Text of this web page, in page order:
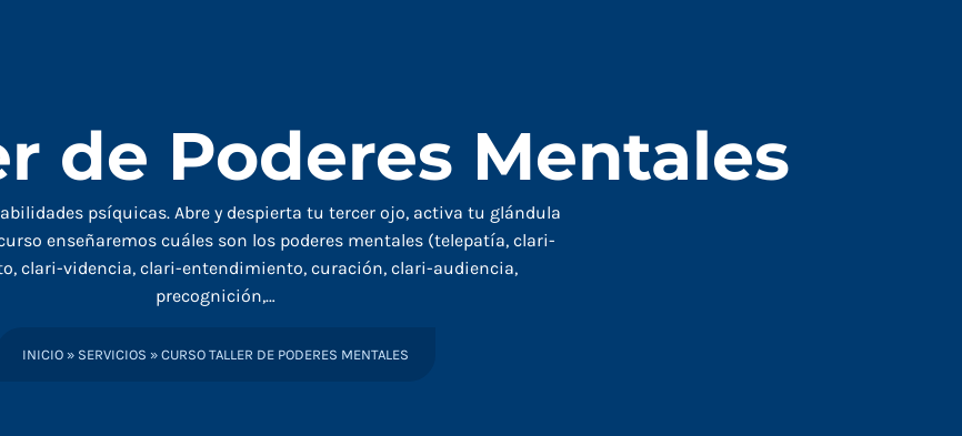
de Poderes Mentales
psíquicas. Abre y despierta tu tercer ojo, activa tu glándula
enseñaremos cuáles son los poderes mentales (telepatía, clari-
clari-videncia, clari-entendimiento, curación, clari-audiencia,
precognición,…
INICIO » SERVICIOS » CURSO TALLER DE PODERES MENTALES